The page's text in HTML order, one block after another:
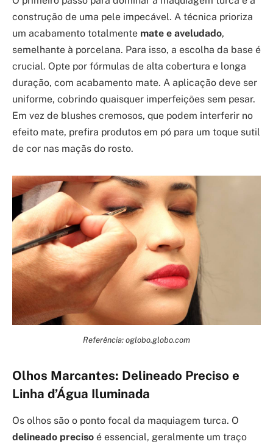
construção de uma pele impecável. A técnica prioriza
um acabamento totalmente mate e aveludado,
semelhante à porcelana. Para isso, a escolha da base é
crucial. Opte por fórmulas de alta cobertura e longa
duração, com acabamento mate. A aplicação deve ser
uniforme, cobrindo quaisquer imperfeições sem pesar.
Em vez de blushes cremosos, que podem interferir no
efeito mate, prefira produtos em pó para um toque sutil
de cor nas maçãs do rosto.
Referência: oglobo.globo.com
Olhos Marcantes: Delineado Preciso e
Linha d’Água Iluminada
Os olhos são o ponto focal da maquiagem turca. O
delineado preciso é essencial, geralmente um traço